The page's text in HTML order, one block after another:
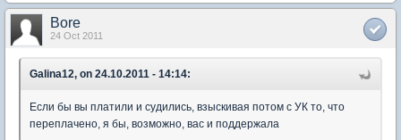
Bore
24 Oct 2011
Galina12, on 24.10.2011 - 14:14:
Если бы вы платили и судились, взыскивая потом с УК то, что
переплачено, я бы, возможно, вас и поддержала